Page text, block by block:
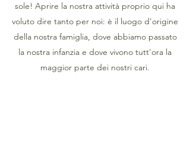
sole! Aprire la nostra attività proprio qui ha
voluto dire tanto per noi: è il luogo d'origine
della nostra famiglia, dove abbiamo passato
la nostra infanzia e dove vivono tutt'ora la
maggior parte dei nostri cari.